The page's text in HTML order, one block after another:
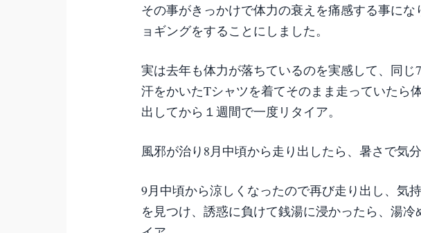
その事がきっかけで体力の衰えを痛感する事に
ョギングをすることにしました。
実は去年も体力が落ちているのを実感して、同じ
汗をかいたTシャツを着てそのまま走っていたら
出してから１週間で一度リタイア。
風邪が治り8月中頃から走り出したら、暑さで気
9月中頃から涼しくなったので再び走り出し、気
を見つけ、誘惑に負けて銭湯に浸かったら、湯